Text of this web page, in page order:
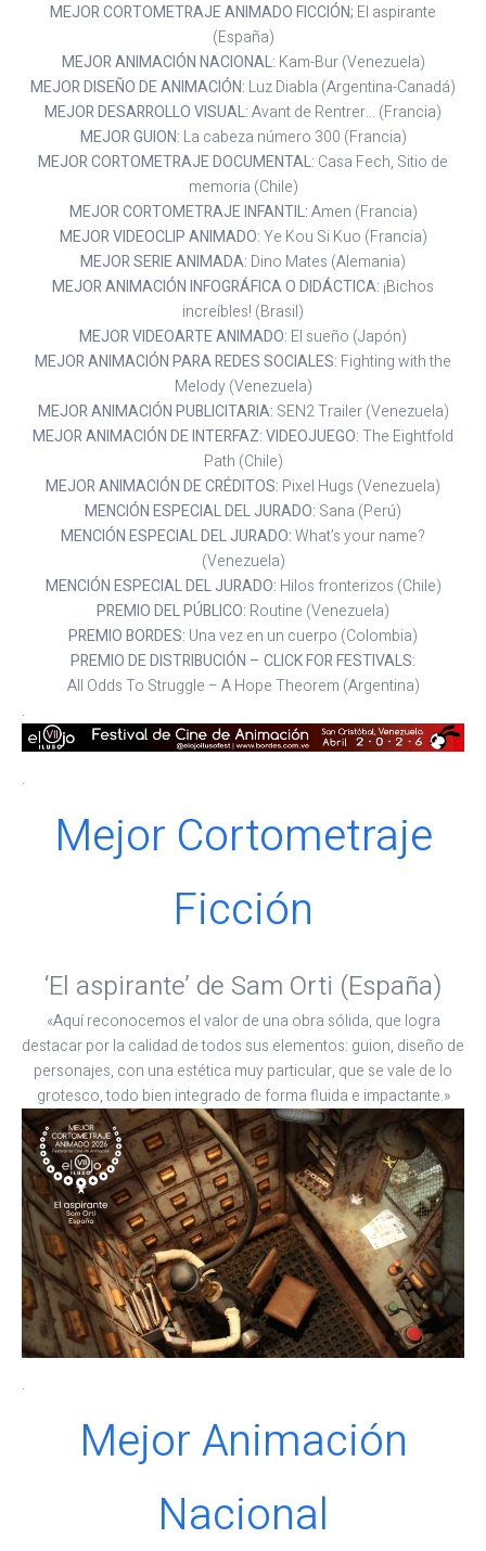
MEJOR CORTOMETRAJE ANIMADO FICCIÓN; El aspirante
(España)
MEJOR ANIMACIÓN NACIONAL: Kam-Bur (Venezuela)
MEJOR DISEÑO DE ANIMACIÓN: Luz Diabla (Argentina-Canadá)
MEJOR DESARROLLO VISUAL:Avant de Rentrer… (Francia)
MEJOR GUION: La cabeza número 300 (Francia)
MEJOR CORTOMETRAJE DOCUMENTAL: Casa Fech, Sitio de
memoria (Chile)
MEJOR CORTOMETRAJE INFANTIL:Amen (Francia)
MEJOR VIDEOCLIP ANIMADO:Ye Kou Si Kuo (Francia)
MEJOR SERIE ANIMADA: Dino Mates (Alemania)
MEJOR ANIMACIÓN INFOGRÁFICA O DIDÁCTICA: ¡Bichos
increíbles! (Brasil)
MEJOR VIDEOARTE ANIMADO: El sueño (Japón)
MEJOR ANIMACIÓN PARA REDES SOCIALES: Fighting with the
Melody (Venezuela)
MEJOR ANIMACIÓN PUBLICITARIA: SEN2 Trailer (Venezuela)
MEJOR ANIMACIÓN DE INTERFAZ: VIDEOJUEGO:The Eightfold
Path (Chile)
MEJOR ANIMACIÓN DE CRÉDITOS: Pixel Hugs (Venezuela)
MENCIÓN ESPECIAL DEL JURADO: Sana (Perú)
MENCIÓN ESPECIAL DEL JURADO:What’s your name?
(Venezuela)
MENCIÓN ESPECIAL DEL JURADO: Hilos fronterizos (Chile)
PREMIO DEL PÚBLICO: Routine (Venezuela)
PREMIO BORDES: Una vez en un cuerpo (Colombia)
PREMIO DE DISTRIBUCIÓN – CLICK FOR FESTIVALS:
All Odds To Struggle – A Hope Theorem (Argentina)
.
.
Mejor Cortometraje
Ficción
‘El aspirante’ de Sam Orti (España)
«Aquí reconocemos el valor de una obra sólida, que logra
destacar por la calidad de todos sus elementos: guion, diseño de
personajes, con una estética muy particular, que se vale de lo
grotesco, todo bien integrado de forma fluida e impactante.»
.
Mejor Animación
Nacional